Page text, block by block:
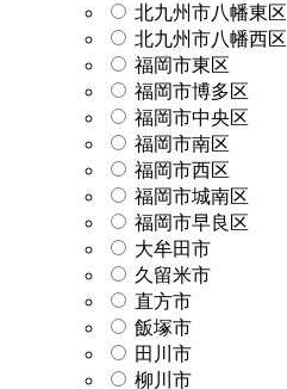
北九州市八幡東区
北九州市八幡西区
福岡市東区
福岡市博多区
福岡市中央区
福岡市南区
福岡市西区
福岡市城南区
福岡市早良区
大牟田市
久留米市
直方市
飯塚市
田川市
柳川市